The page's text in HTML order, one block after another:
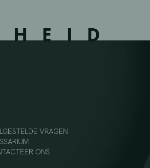
VRAGEN
ONS